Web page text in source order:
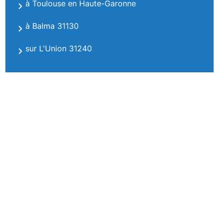
à Toulouse en Haute-Garonne
à Balma 31130
sur L'Union 31240